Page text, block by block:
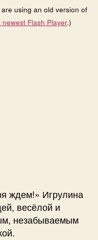
using an old version of
Flash Player.)
ждем!» Игрулина
весёлой и
незабываемым